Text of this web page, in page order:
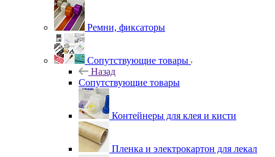
Ремни, фиксаторы
Сопутствующие товары
Назад
Сопутствующие товары
Контейнеры для клея и кисти
Пленка и электрокартон для лекал